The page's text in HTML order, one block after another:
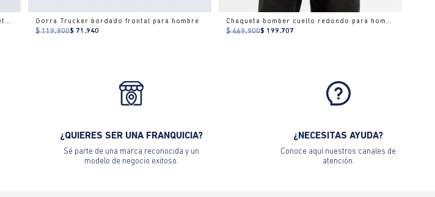
Gorra ajustable en algodón con hebilla metálica Gorra Trucker bordado frontal para hombre
$ 119.900$ 71.940
Chaqueta bomber cuello redondo para hombre
$ 469.900$ 199.707
¿QUIERES SER UNA FRANQUICIA?
Sé parte de una marca reconocida y un
modelo de negocio exitoso.
¿NECESITAS AYUDA?
Conoce aquí nuestros canales de
atención.